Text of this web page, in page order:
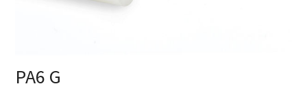
PA6 G